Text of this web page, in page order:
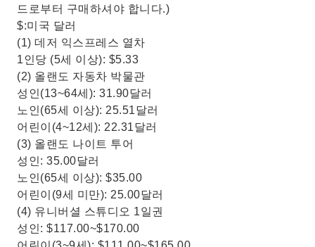
드로부터 구매하셔야 합니다.)
$:미국 달러
(1) 데저 익스프레스 열차
1인당 (5세 이상): $5.33
(2) 올랜도 자동차 박물관
성인(13~64세): 31.90달러
노인(65세 이상): 25.51달러
어린이(4~12세): 22.31달러
(3) 올랜도 나이트 투어
성인: 35.00달러
노인(65세 이상): $35.00
어린이(9세 미만): 25.00달러
(4) 유니버셜 스튜디오 1일권
성인: $117.00~$170.00